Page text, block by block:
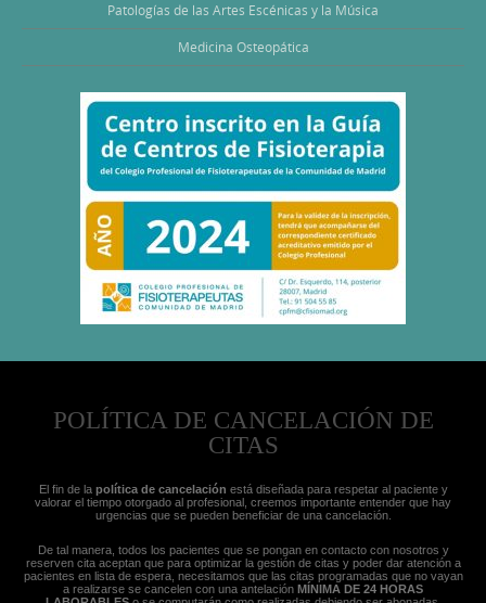
Patologías de las Artes Escénicas y la Música
Medicina Osteopática
POLÍTICA DE CANCELACIÓN DE
CITAS
El fin de la política de cancelación está diseñada para respetar al paciente y
valorar el tiempo otorgado al profesional, creemos importante entender que hay
urgencias que se pueden beneficiar de una cancelación.
De tal manera, todos los pacientes que se pongan en contacto con nosotros y
reserven cita aceptan que para optimizar la gestión de citas y poder dar atención a
pacientes en lista de espera, necesitamos que las citas programadas que no vayan
a realizarse se cancelen con una antelación MÍNIMA DE 24 HORAS